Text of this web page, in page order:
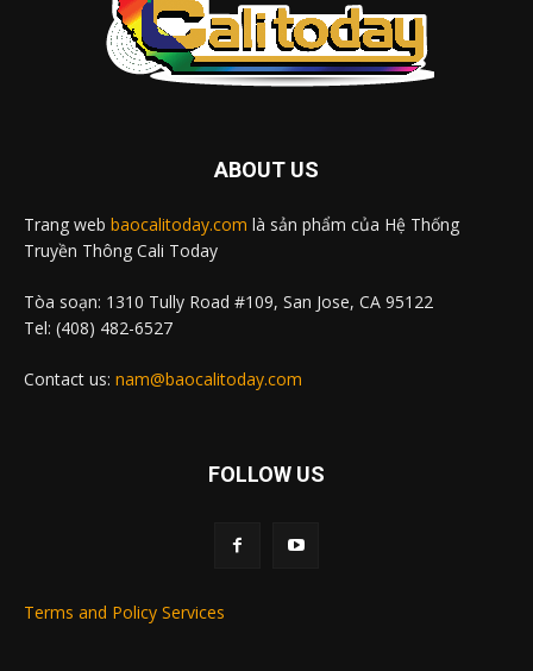
ABOUT US
Trang web baocalitoday.com là sản phẩm của Hệ Thống
Truyền Thông Cali Today
Tòa soạn: 1310 Tully Road #109, San Jose, CA 95122
Tel: (408) 482-6527
Contact us: nam@baocalitoday.com
FOLLOW US
Terms and Policy Services